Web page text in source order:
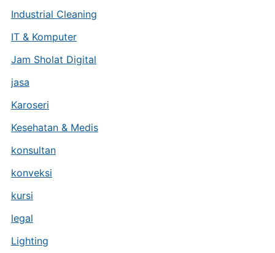
Industrial Cleaning
IT & Komputer
Jam Sholat Digital
jasa
Karoseri
Kesehatan & Medis
konsultan
konveksi
kursi
legal
Lighting